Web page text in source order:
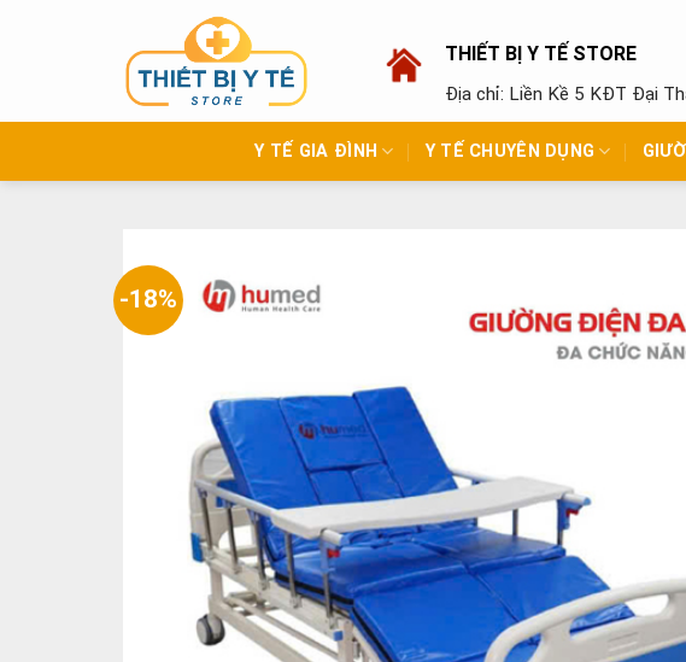
THIẾT BỊ Y TẾ STORE
Địa chỉ: Liền Kề 5 KĐT Đại
Y TẾ GIA ĐÌNH Y TẾ CHUYÊN DỤNG
-18%